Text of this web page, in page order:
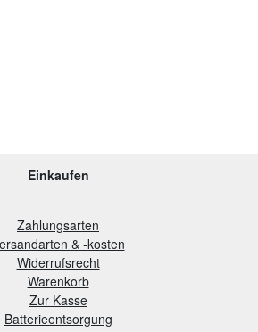
Einkaufen
Zahlungsarten
& -kosten
Widerrufsrecht
Warenkorb
Zur Kasse
Batterieentsorgung